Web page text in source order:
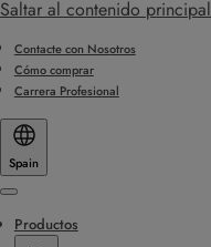
Saltar al contenido principal
Contacte con Nosotros
Cómo comprar
Carrera Profesional
Spain
Menu
Productos